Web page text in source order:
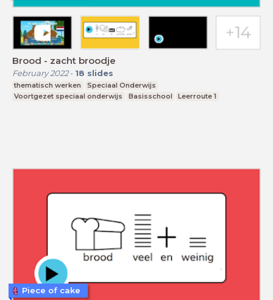
Brood - zacht broodje
February 2022- 18 slides
thematisch werken
Speciaal Onderwijs
Voortgezet speciaal onderwijs
Basisschool Leerroute 1
Piece of cake